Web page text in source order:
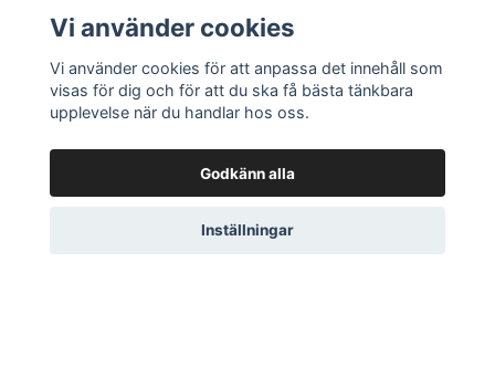
Recensera produkt
Vi använder cookies
Vi använder cookies för att anpassa det innehåll som
visas för dig och för att du ska få bästa tänkbara
upplevelse när du handlar hos oss.
Godkänn alla
Inställningar